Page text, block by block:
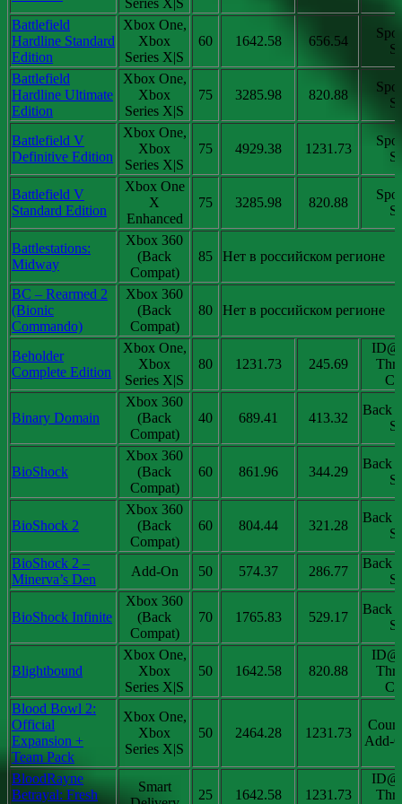
Series X|S
Battlefield
Hardline Standard
Edition
Xbox One,
Xbox
Series X|S
60 1642.58 656.54
Battlefield
Hardline Ultimate
Edition
Xbox One,
Xbox
Series X|S
75 3285.98 820.88
Battlefield V
Definitive Edition
Xbox One,
Xbox
Series X|S
75 4929.38 1231.73
Battlefield V
Standard Edition
Xbox One
X
Enhanced
75 3285.98 820.88
Battlestations:
Midway
Xbox 360
(Back
Compat)
85 Нет в российском регионе
BC – Rearmed 2
(Bionic
Commando)
Xbox 360
(Back
Compat)
80 Нет в российском регионе
Beholder
Complete Edition
Xbox One,
Xbox
Series X|S
80 1231.73 245.69
Binary Domain
Xbox 360
(Back
Compat)
40 689.41 413.32
Back
BioShock
Xbox 360
(Back
Compat)
60 861.96 344.29
Back
BioShock 2
Xbox 360
(Back
Compat)
60 804.44 321.28
Back
BioShock 2 –
Minerva’s Den
Add-On 50 574.37 286.77
Back
BioShock Infinite
Xbox 360
(Back
Compat)
70 1765.83 529.17
Back
Blightbound
Xbox One,
Xbox
Series X|S
50 1642.58 820.88
Blood Bowl 2:
Official
Expansion +
Team Pack
Xbox One,
Xbox
Series X|S
50 2464.28 1231.73
Add-
BloodRayne
Betrayal: Fresh
Smart
25 1642.58 1231.73